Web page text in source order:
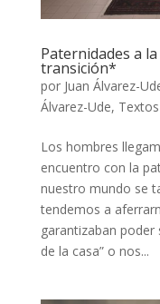
Paternidades a
transición*
por Juan Álvarez-
Álvarez-Ude, Textos
Los hombres
encuentro con la
nuestro mundo se
tendemos a
garantizaban
de la casa” o nos...